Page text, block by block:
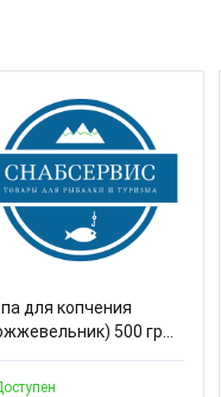
для копчения
500 гр...